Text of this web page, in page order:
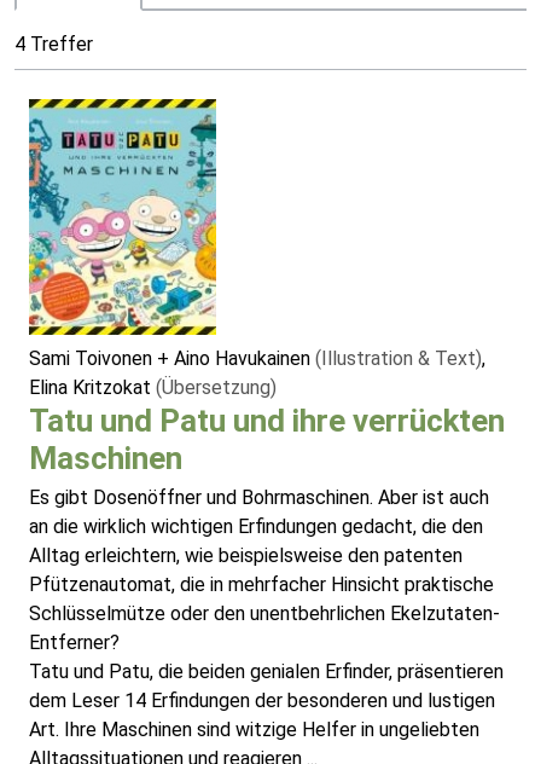
4 Treffer
Sami Toivonen + Aino Havukainen (Illustration & Text),
Elina Kritzokat (Übersetzung)
Tatu und Patu und ihre verrückten
Maschinen
Es gibt Dosenöffner und Bohrmaschinen. Aber ist auch
an die wirklich wichtigen Erfindungen gedacht, die den
Alltag erleichtern, wie beispielsweise den patenten
Pfützenautomat, die in mehrfacher Hinsicht praktische
Schlüsselmütze oder den unentbehrlichen Ekelzutaten-
Entferner?
Tatu und Patu, die beiden genialen Erfinder, präsentieren
dem Leser 14 Erfindungen der besonderen und lustigen
Art. Ihre Maschinen sind witzige Helfer in ungeliebten
Alltagssituationen und reagieren ...